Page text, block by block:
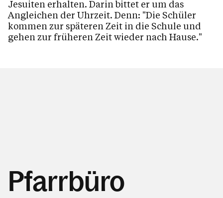
Jesuiten erhalten. Darin bittet er um das
Angleichen der Uhrzeit. Denn: "Die Schüler
kommen zur späteren Zeit in die Schule und
gehen zur früheren Zeit wieder nach Hause."
Pfarrbüro